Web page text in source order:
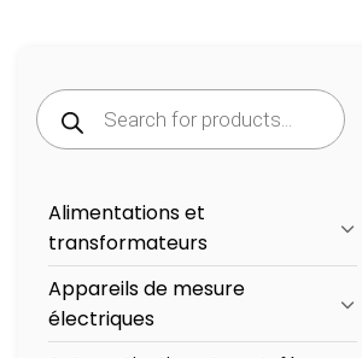
Recherche
de
produits
Alimentations et
transformateurs
Appareils de mesure
électriques